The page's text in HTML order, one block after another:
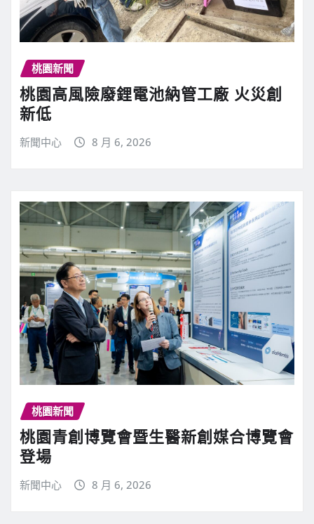
桃園新聞
桃園高風險廢鋰電池納管工廠 火災創
新低
新聞中心 8 月 6, 2026
桃園新聞
桃園青創博覽會暨生醫新創媒合博覽會
登場
新聞中心 8 月 6, 2026